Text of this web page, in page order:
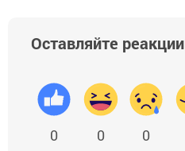
Оставляйте реакции
0 0 0